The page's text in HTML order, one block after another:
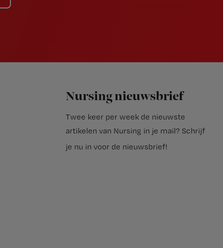
Nursing nieuwsbrief
Twee keer per week de nieuwste
artikelen van Nursing in je mail? Schrijf
je nu in voor de nieuwsbrief!